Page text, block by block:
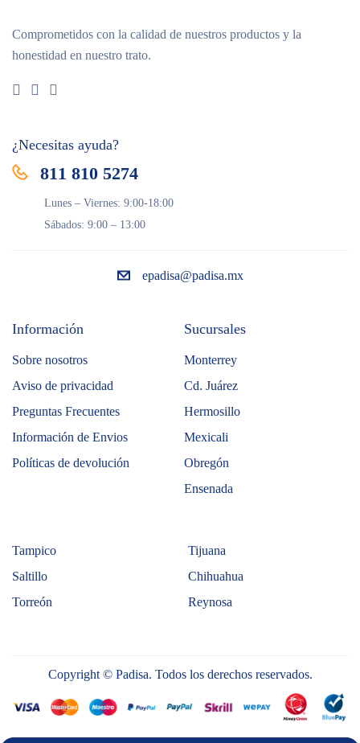
Comprometidos con la calidad de nuestros productos y la
honestidad en nuestro trato.
¿Necesitas ayuda?
811 810 5274
Lunes – Viernes: 9:00-18:00
Sábados: 9:00 – 13:00
epadisa@padisa.mx
Información
Sobre nosotros
Aviso de privacidad
Preguntas Frecuentes
Información de Envios
Políticas de devolución
Sucursales
Monterrey
Cd. Juárez
Hermosillo
Mexicali
Obregón
Ensenada
Tampico
Tijuana
Saltillo
Chihuahua
Torreón
Reynosa
Copyright © Padisa. Todos los derechos reservados.